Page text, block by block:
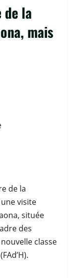
de la
mais
de la
visite
située
des
classe